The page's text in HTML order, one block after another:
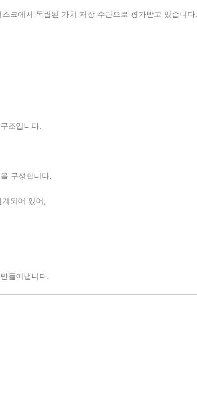
크에서 독립된 가치 저장 수단으로 평가받고 있습니다.
조입니다.
구성합니다.
되어 있어,
들어냅니다.